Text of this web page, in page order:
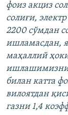
фоиз акциз
солиғи,
2200 сўмдан
ишламасдан,
маҳаллий
ишлашимизни
билан катта
вилоятдан
газни 1,4